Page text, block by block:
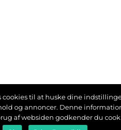
cookies til at huske dine
og annoncer. Denne
af websiden godkender du